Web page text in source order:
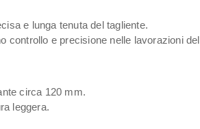
e lunga tenuta del tagliente.
controllo e precisione nelle lavorazioni del
circa 120 mm.
leggera.